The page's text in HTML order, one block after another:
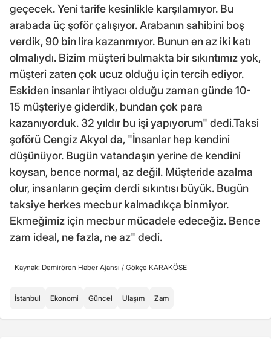
geçecek. Yeni tarife kesinlikle karşılamıyor. Bu
arabada üç şoför çalışıyor. Arabanın sahibini boş
verdik, 90 bin lira kazanmıyor. Bunun en az iki katı
olmalıydı. Bizim müşteri bulmakta bir sıkıntımız yok,
müşteri zaten çok ucuz olduğu için tercih ediyor.
Eskiden insanlar ihtiyacı olduğu zaman günde 10-
15 müşteriye giderdik, bundan çok para
kazanıyorduk. 32 yıldır bu işi yapıyorum" dedi.Taksi
şoförü Cengiz Akyol da, "İnsanlar hep kendini
düşünüyor. Bugün vatandaşın yerine de kendini
koysan, bence normal, az değil. Müşteride azalma
olur, insanların geçim derdi sıkıntısı büyük. Bugün
taksiye herkes mecbur kalmadıkça binmiyor.
Ekmeğimiz için mecbur mücadele edeceğiz. Bence
zam ideal, ne fazla, ne az" dedi.
Kaynak: Demirören Haber Ajansı / Gökçe KARAKÖSE
İstanbul Ekonomi Güncel Ulaşım Zam